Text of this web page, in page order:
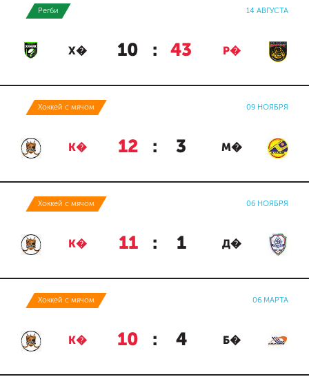
Регби 14 АВГУСТА
Х� 10 : 43 Р�
Хоккей с мячом 09 НОЯБРЯ
К� 12 : 3 М�
Хоккей с мячом 06 НОЯБРЯ
К� 11 : 1 Д�
Хоккей с мячом 06 МАРТА
К� 10 : 4 Б�